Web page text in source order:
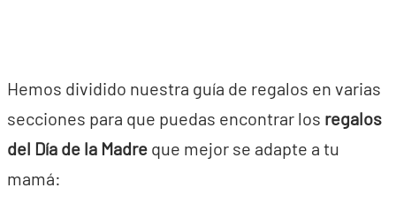
Hemos dividido nuestra guía de regalos en varias
secciones para que puedas encontrar los regalos
del Día de la Madre que mejor se adapte a tu
mamá: